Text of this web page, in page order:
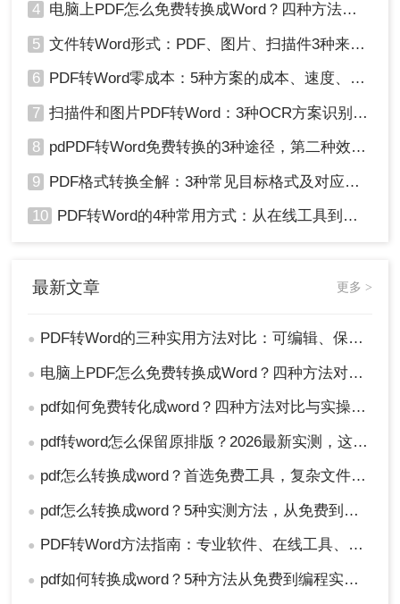
4 电脑上PDF怎么免费转换成Word？四种方法对比与实操指南（附详细表格）!
5 文件转Word形式：PDF、图片、扫描件3种来源分别怎么处理！
6 PDF转Word零成本：5种方案的成本、速度、精度对比！
7 扫描件和图片PDF转Word：3种OCR方案识别率实测！
8 pdPDF转Word免费转换的3种途径，第二种效率最高！
9 PDF格式转换全解：3种常见目标格式及对应操作方法！
10 PDF转Word的4种常用方式：从在线工具到桌面软件全梳理！
最新文章 更多 >
● PDF转Word的三种实用方法对比：可编辑、保格式、避风险！
● 电脑上PDF怎么免费转换成Word？四种方法对比与实操指南（附详细表格）!
● pdf如何免费转化成word？四种方法对比与实操指南（附详细表格）
● pdf转word怎么保留原排版？2026最新实测，这5种方法从免费到专业全搞定！
● pdf怎么转换成word？首选免费工具，复杂文件再上专业软件！
● pdf怎么转换成word？5种实测方法，从免费到专业全攻略！
● PDF转Word方法指南：专业软件、在线工具、Word内置与改后缀名4种方案对比！
● pdf如何转换成word？5种方法从免费到编程实测对比！